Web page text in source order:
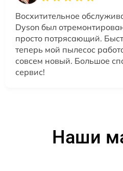
Восхитительное
Dyson был
просто потрясающий.
теперь мой пылесос
совсем новый. Большое
сервис!
Наши